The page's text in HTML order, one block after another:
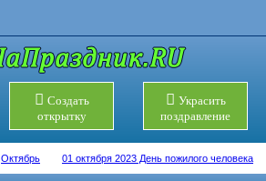
Создать
открытку
Украсить
поздравление
Октябрь 01 октября 2023 День пожилого человека